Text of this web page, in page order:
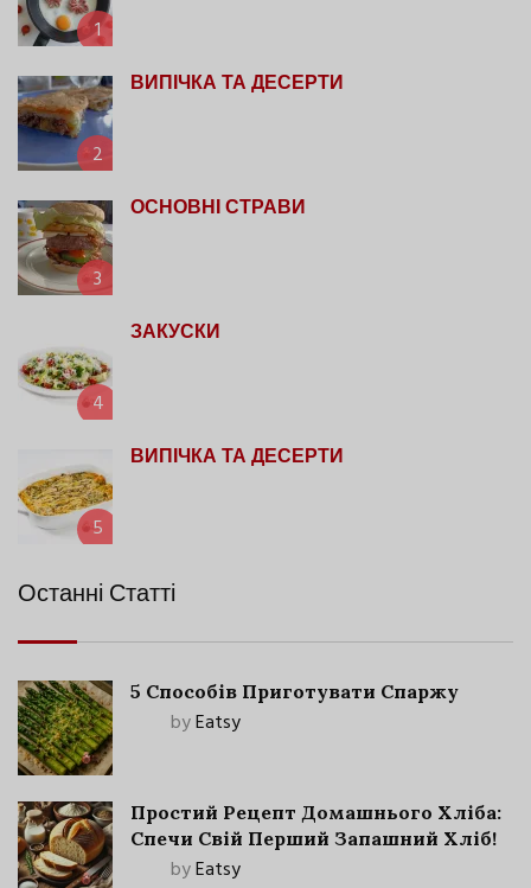
1
2
ВИПІЧКА ТА ДЕСЕРТИ
3
ОСНОВНІ СТРАВИ
4
ЗАКУСКИ
5
ВИПІЧКА ТА ДЕСЕРТИ
Останні Статті
5 Способів Приготувати Спаржу
byEatsy
Простий Рецепт Домашнього Хліба:
Спечи Свій Перший Запашний Хліб!
byEatsy